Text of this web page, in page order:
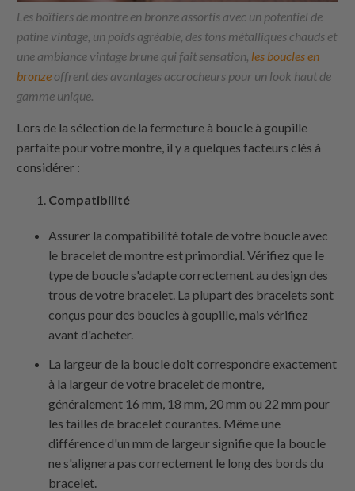
Les boîtiers de montre en bronze assortis avec un potentiel de
patine vintage, un poids agréable, des tons métalliques chauds et
une ambiance vintage brune qui fait sensation, les boucles en
bronze offrent des avantages accrocheurs pour un look haut de
gamme unique.
Lors de la sélection de la fermeture à boucle à goupille
parfaite pour votre montre, il y a quelques facteurs clés à
considérer :
Compatibilité
Assurer la compatibilité totale de votre boucle avec
le bracelet de montre est primordial. Vérifiez que le
type de boucle s'adapte correctement au design des
trous de votre bracelet. La plupart des bracelets sont
conçus pour des boucles à goupille, mais vérifiez
avant d'acheter.
La largeur de la boucle doit correspondre exactement
à la largeur de votre bracelet de montre,
généralement 16 mm, 18 mm, 20 mm ou 22 mm pour
les tailles de bracelet courantes. Même une
différence d'un mm de largeur signifie que la boucle
ne s'alignera pas correctement le long des bords du
bracelet.